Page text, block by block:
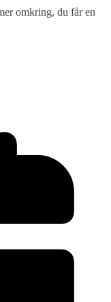
omkring, du får en